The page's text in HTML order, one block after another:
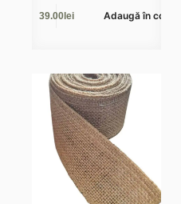
39.00lei Adaugă în coș